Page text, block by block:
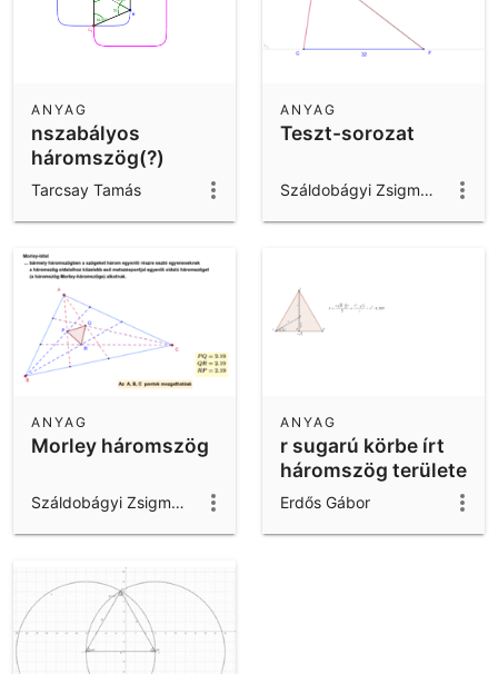
nszabályos
háromszög(?)
ANYAG
Tarcsay Tamás
Teszt-sorozat
ANYAG
Száldobágyi Zsigmond
Morley háromszög
ANYAG
Száldobágyi Zsigmond
r sugarú körbe írt
háromszög területe
ANYAG
Erdős Gábor